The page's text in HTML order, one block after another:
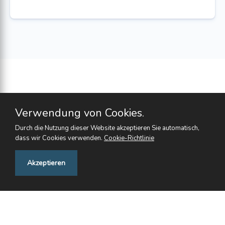
Verwendung von Cookies.
Durch die Nutzung dieser Website akzeptieren Sie automatisch,
dass wir Cookies verwenden. Cookie-Richtlinie
Akzeptieren